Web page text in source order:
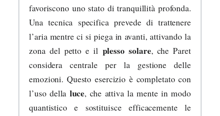
favoriscono uno stato di tranquillità profonda.
Una tecnica specifica prevede di trattenere
l’aria mentre ci si piega in avanti, attivando la
zona del petto e il plesso solare, che Paret
considera centrale per la gestione delle
emozioni. Questo esercizio è completato con
l’uso della luce, che attiva la mente in modo
quantistico e sostituisce efficacemente le